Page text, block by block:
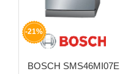
-21%
BOSCH SMS46MI07E